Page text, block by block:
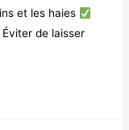
et les haies
Éviter de laisser